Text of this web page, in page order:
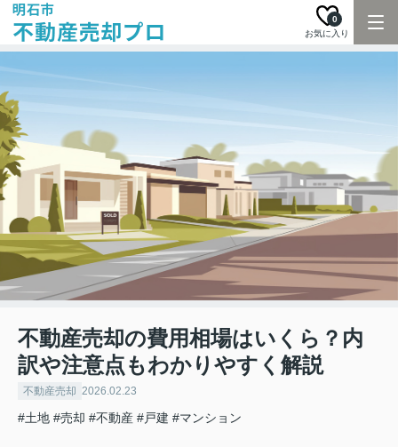
お気に入り
0
不動産売却の費用相場はいくら？内
訳や注意点もわかりやすく解説
不動産売却 2026.02.23
#土地 #売却 #不動産 #戸建 #マンション